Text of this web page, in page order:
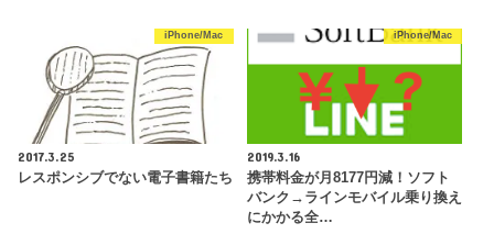
iPhone/Mac
2017.3.25
レスポンシブでない電子書籍たち
iPhone/Mac
2019.3.16
携帯料金が月8177円減！ソフト
バンク→ラインモバイル乗り換え
にかかる全…